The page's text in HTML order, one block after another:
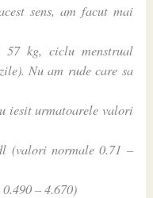
sens, am facut mai
kg, ciclu menstrual
Nu am rude care sa
iesit urmatoarele valori
(valori normale 0.71 –
– 4.670)